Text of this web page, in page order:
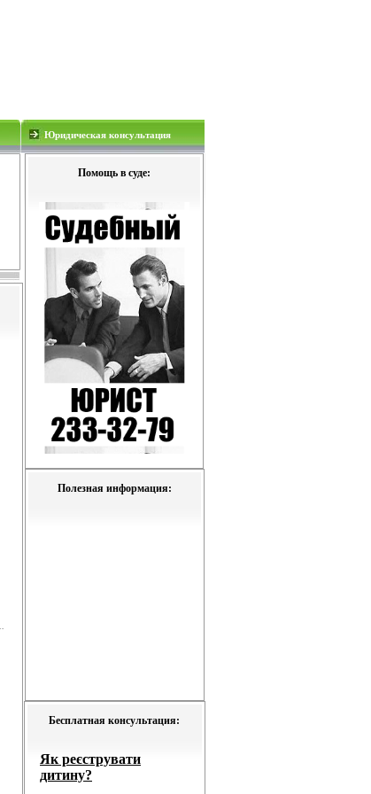
Юридическая консультация
Помощь в суде:
Полезная информация:
Бесплатная консультация: